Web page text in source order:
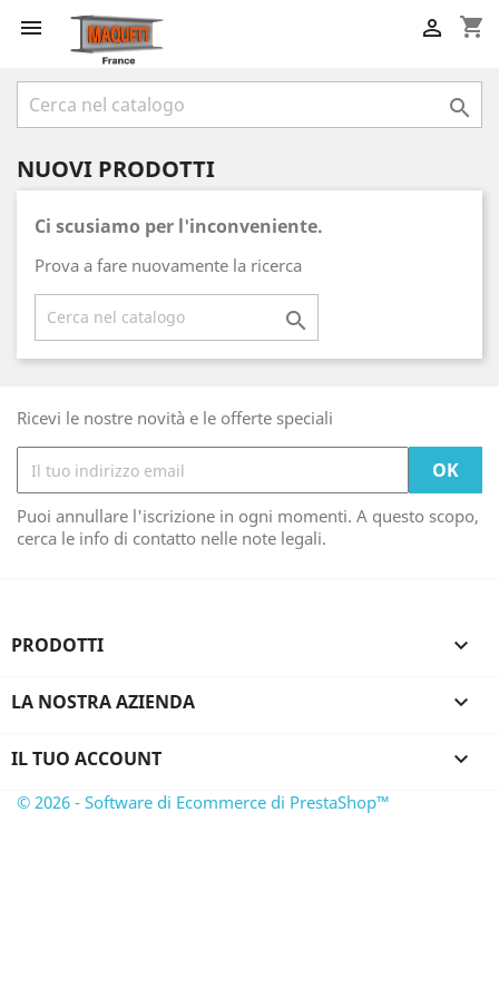
 shopping_cart


NUOVI PRODOTTI
Ci scusiamo per l'inconveniente.
Prova a fare nuovamente la ricerca

Ricevi le nostre novità e le offerte speciali
Puoi annullare l'iscrizione in ogni momenti. A questo scopo,
cerca le info di contatto nelle note legali.
PRODOTTI 
LA NOSTRA AZIENDA 
IL TUO ACCOUNT 
© 2026 - Software di Ecommerce di PrestaShop™